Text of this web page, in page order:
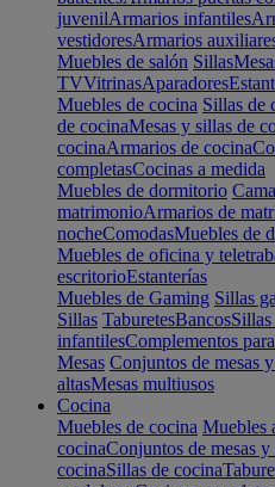
juvenilArmarios infantiles
vestidoresArmarios
Muebles de salón Sillas
TVVitrinasAparadores
Muebles de cocina Sillas de
de cocinaMesas y sillas de
cocinaArmarios de cocina
completasCocinas a medida
Muebles de dormitorio
matrimonioArmarios de
nocheComodasMuebles de
Muebles de oficina y
escritorioEstanterías
Muebles de Gaming Sillas
Sillas TaburetesBancos
infantilesComplementos
Mesas Conjuntos de mesas
altasMesas multiusos
Cocina
Muebles de cocina Muebles
cocinaConjuntos de mesas
cocinaSillas de cocina